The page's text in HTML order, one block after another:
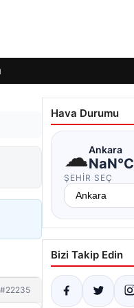
#22235
Hava Durumu
☁Ankara
NaN°C
ŞEHIR SEÇ
Bizi Takip Edin